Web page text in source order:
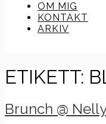
OM MIG
KONTAKT
ARKIV
ETIKETT:
Brunch @